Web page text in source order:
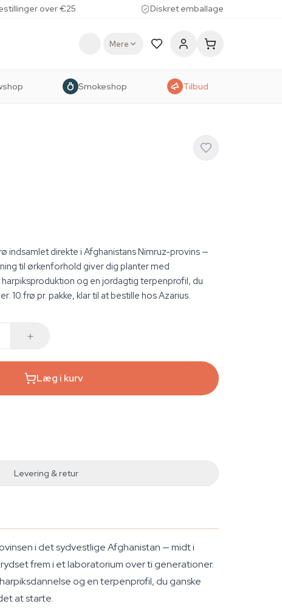
over €25 Diskret emballage
Mere
Smokeshop Tilbud
indsamlet direkte i Afghanistans Nimruz-provins —
til ørkenforhold giver dig planter med
og en jordagtig terpenprofil, du
10 frø pr. pakke, klar til at bestille hos Azarius.
Læg i kurv
Levering & retur
i det sydvestlige Afghanistan — midt i
frem i et laboratorium over ti generationer.
og en terpenprofil, du ganske
at starte.